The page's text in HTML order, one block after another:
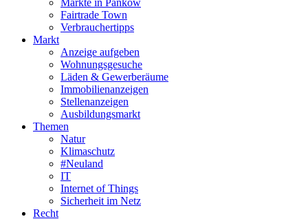
Märkte in Pankow
Fairtrade Town
Verbrauchertipps
Markt
Anzeige aufgeben
Wohnungsgesuche
Läden & Gewerberäume
Immobilienanzeigen
Stellenanzeigen
Ausbildungsmarkt
Themen
Natur
Klimaschutz
#Neuland
IT
Internet of Things
Sicherheit im Netz
Recht